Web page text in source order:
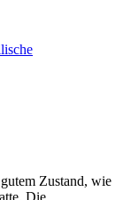
Zustand, wie
Die